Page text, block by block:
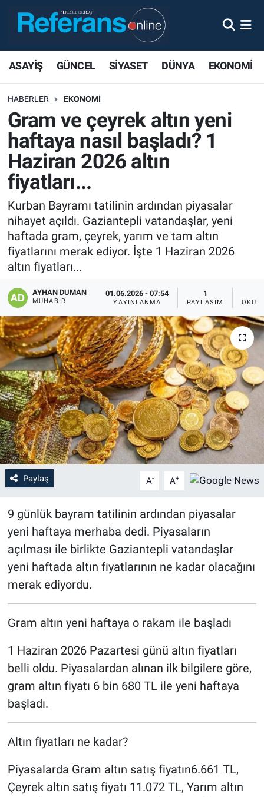
ASAYİŞ GÜNCEL SİYASET DÜNYA EKONOMİ
HABERLER EKONOMİ
Gram ve çeyrek altın yeni
haftaya nasıl başladı? 1
Haziran 2026 altın
fiyatları...
Kurban Bayramı tatilinin ardından piyasalar
nihayet açıldı. Gaziantepli vatandaşlar, yeni
haftada gram, çeyrek, yarım ve tam altın
fiyatlarını merak ediyor. İşte 1 Haziran 2026
altın fiyatları...
AYHAN DUMAN
MUHABIR
01.06.2026 - 07:54
YAYINLANMA
1
PAYLAŞIM
Paylaş A- A+
‎9 günlük bayram tatilinin ardından piyasalar
yeni haftaya merhaba dedi. Piyasaların
açılması ile birlikte Gaziantepli vatandaşlar
yeni haftada altın fiyatlarının ne kadar olacağını
merak ediyordu.
‎Gram altın yeni haftaya o rakam ile başladı
‎1 Haziran 2026 Pazartesi günü altın fiyatları
belli oldu. Piyasalardan alınan ilk bilgilere göre,
gram altın fiyatı 6 bin 680 TL ile yeni haftaya
başladı.
‎Altın fiyatları ne kadar?
‎Piyasalarda Gram altın satış fiyatın6.661 TL,
Çeyrek altın satış fiyatı 11.072 TL, Yarım altın